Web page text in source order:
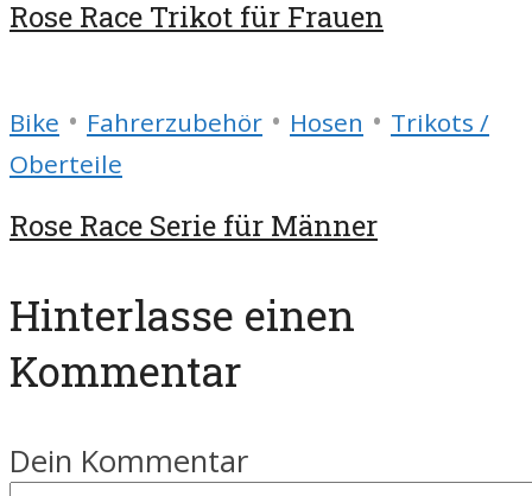
Rose Race Trikot für Frauen
Bike • Fahrerzubehör • Hosen • Trikots /
Oberteile
Rose Race Serie für Männer
Hinterlasse einen
Kommentar
Dein Kommentar